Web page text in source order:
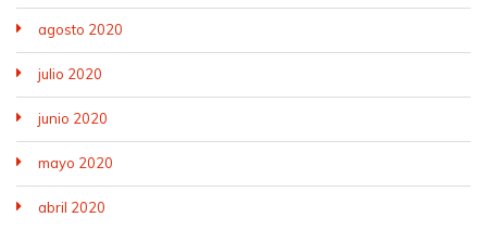
agosto 2020
julio 2020
junio 2020
mayo 2020
abril 2020